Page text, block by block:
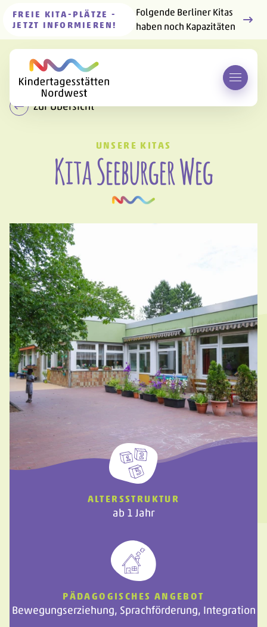
FREIE KITA-PLÄTZE -
JETZT INFORMIEREN!
Folgende Berliner Kitas
haben noch Kapazitäten
Zur Übersicht
UNSERE KITAS
-
Kita Seeburger Weg
ALTERSSTRUKTUR
ab 1 Jahr
PÄDAGOGISCHES ANGEBOT
Bewegungserziehung, Sprachförderung, Integration